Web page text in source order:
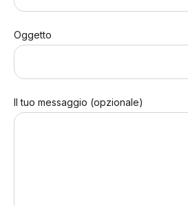
Oggetto
Il tuo messaggio (opzionale)